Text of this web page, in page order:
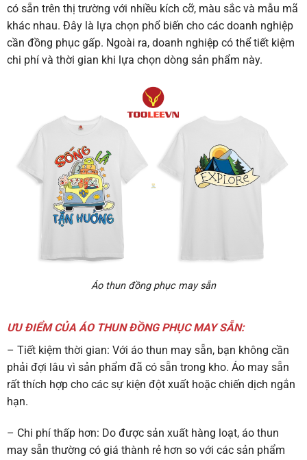
có sẵn trên thị trường với nhiều kích cỡ, màu sắc và mẫu mã
khác nhau. Đây là lựa chọn phổ biến cho các doanh nghiệp
cần đồng phục gấp. Ngoài ra, doanh nghiệp có thể tiết kiệm
chi phí và thời gian khi lựa chọn dòng sản phẩm này.
Áo thun đồng phục may sẵn
ƯU ĐIỂM CỦA ÁO THUN ĐỒNG PHỤC MAY SẴN:
– Tiết kiệm thời gian: Với áo thun may sẵn, bạn không cần
phải đợi lâu vì sản phẩm đã có sẵn trong kho. Áo may sẵn
rất thích hợp cho các sự kiện đột xuất hoặc chiến dịch ngắn
hạn.
– Chi phí thấp hơn: Do được sản xuất hàng loạt, áo thun
may sẵn thường có giá thành rẻ hơn so với các sản phẩm